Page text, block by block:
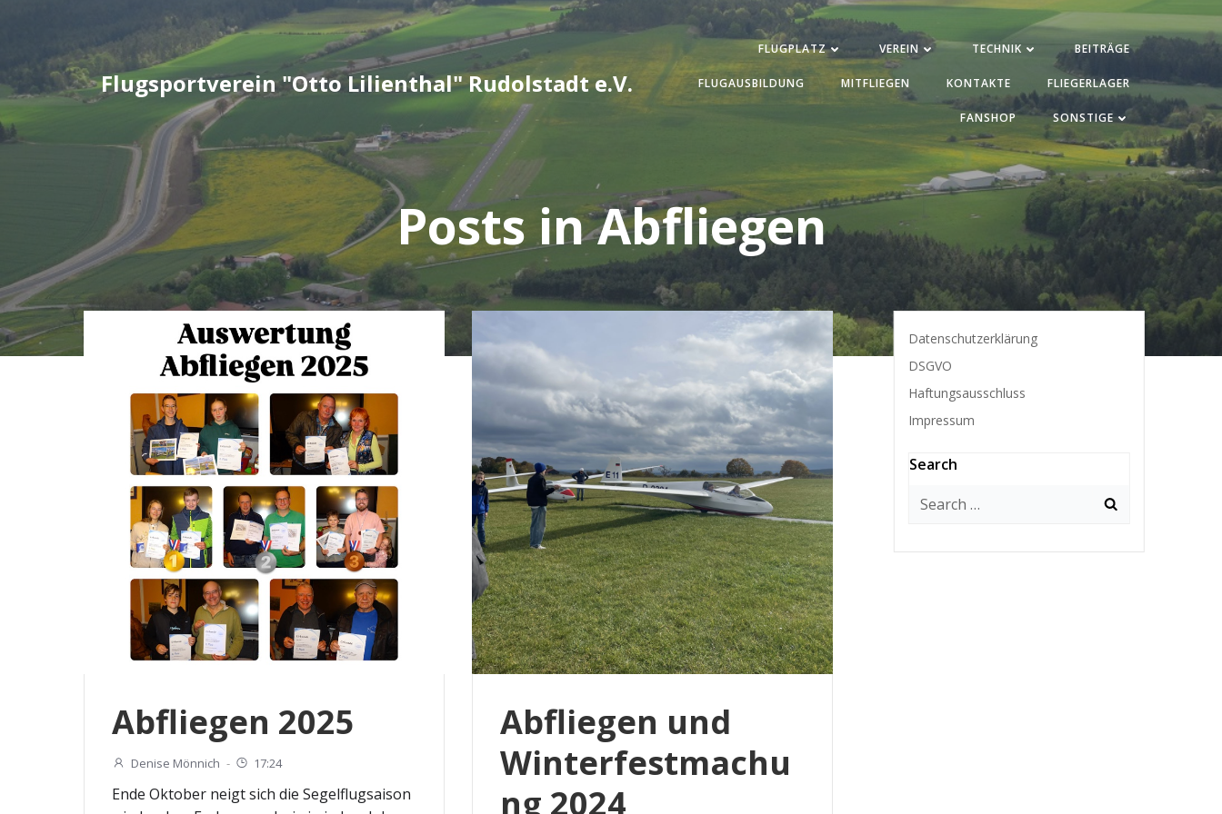
springen
Flugsportverein "Otto Lilienthal" Rudolstadt e.V.
FLUGPLATZ VEREIN TECHNIK BEITRÄGE
FLUGAUSBILDUNG MITFLIEGEN KONTAKTE FLIEGERLAGER
FANSHOP SONSTIGE
Posts in Abfliegen
Abfliegen 2025
Denise Mönnich - 17:24
Ende Oktober neigt sich die Segelflugsaison
Abfliegen und
Winterfestmachu
ng 2024
Datenschutzerklärung
DSGVO
Haftungsausschluss
Impressum
Search
Search